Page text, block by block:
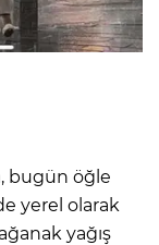
bugün öğle
yerel olarak
yağış